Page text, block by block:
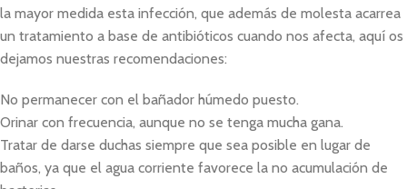
la mayor medida esta infección, que además de molesta acarrea
un tratamiento a base de antibióticos cuando nos afecta, aquí os
dejamos nuestras recomendaciones:
No permanecer con el bañador húmedo puesto.
Orinar con frecuencia, aunque no se tenga mucha gana.
Tratar de darse duchas siempre que sea posible en lugar de
baños, ya que el agua corriente favorece la no acumulación de